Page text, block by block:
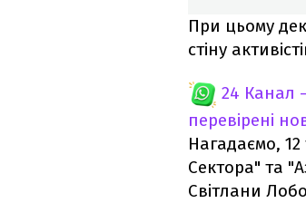
При цьому
стіну
24 Канал
перевірені
Нагадаємо,
Сектора" та
Світлани